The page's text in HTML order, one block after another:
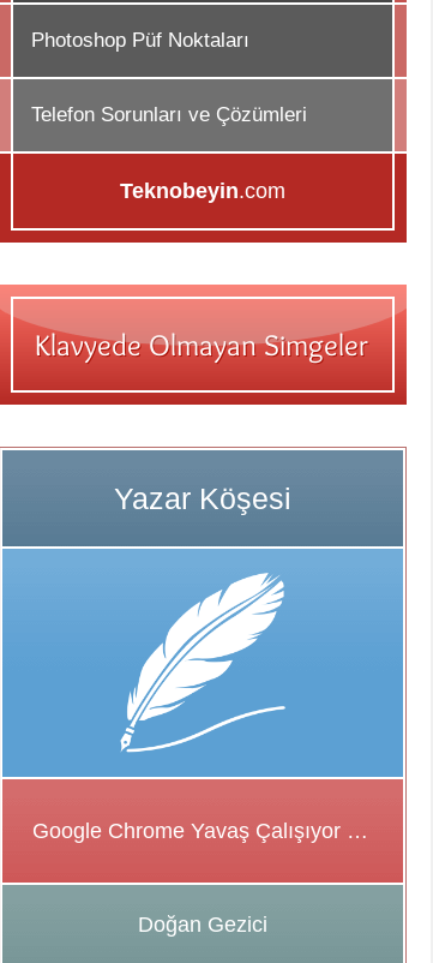
Photoshop Püf Noktaları
Telefon Sorunları ve Çözümleri
Teknobeyin.com
Google Chrome Yavaş Çalışıyor Sorunu için Çözüm Önerileri
Doğan Gezici